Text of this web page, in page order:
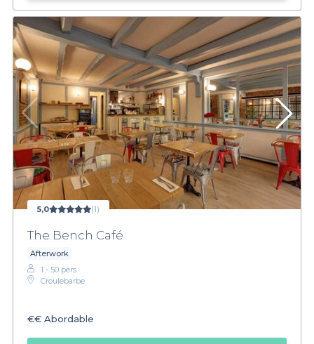
5,0 (1)
The Bench Café
Afterwork
1 - 50 pers.
Croulebarbe
€€ Abordable